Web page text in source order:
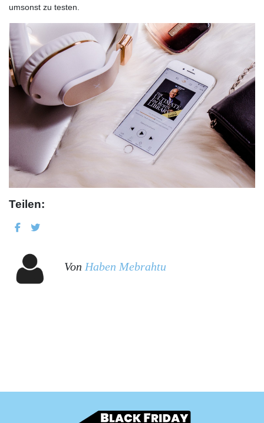
umsonst zu testen.
Teilen:
Von Haben Mebrahtu